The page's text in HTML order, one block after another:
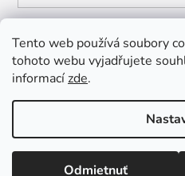
Tento web používá soubory
tohoto webu vyjadřujete
informacízde.
Odmietnuť
Vrácení zboží a